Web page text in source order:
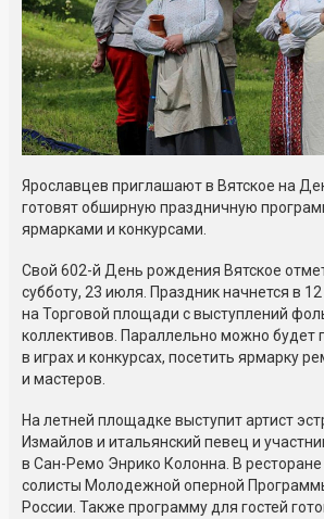
Ярославцев приглашают в Вятское на
готовят обширную праздничную
ярмарками и конкурсами.
Свой 602-й День рождения Вятское
субботу, 23 июля. Праздник начнется в
на Торговой площади с выступлений
коллективов. Параллельно можно будет
в играх и конкурсах, посетить ярмарку
и мастеров.
На летней площадке выступит артист
Измайлов и итальянский певец и
в Сан-Ремо Энрико Колонна. В
солисты Молодежной оперной
России. Также программу для гостей